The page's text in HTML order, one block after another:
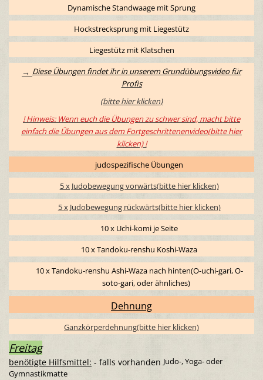
Dynamische Standwaage mit Sprung
Hockstrecksprung mit Liegestütz
Liegestütz mit Klatschen
→ Diese Übungen findet ihr in unserem Grundübungsvideo für
Profis
(bitte hier klicken)
! Hinweis: Wenn euch die Übungen zu schwer sind, macht bitte
einfach die Übungen aus demFortgeschrittenenvideo(bitte hier
klicken) !
judospezifische Übungen
5 x Judobewegung vorwärts(bitte hier klicken)
5 x Judobewegung rückwärts(bitte hier klicken)
10 x Uchi-komi je Seite
10 x Tandoku-renshu Koshi-Waza
10 x Tandoku-renshu Ashi-Waza nach hinten(O-uchi-gari, O-
soto-gari, oder ähnliches)
Dehnung
Ganzkörperdehnung(bitte hier klicken)
Freitag
benötigte Hilfsmittel: - falls vorhandenJudo-, Yoga- oder
Gymnastikmatte